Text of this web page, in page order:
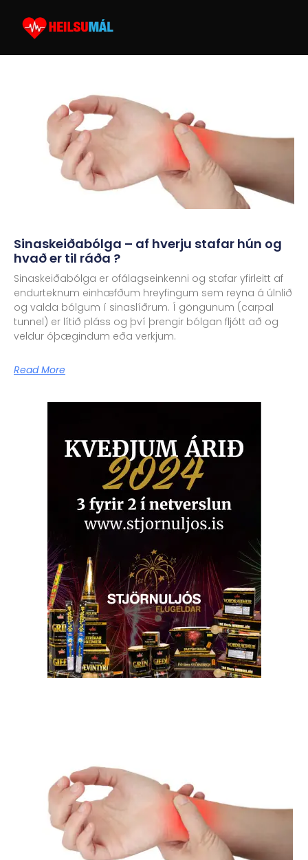
Sinaskeiðabólga – af hverju stafar hún og
hvað er til ráða ?
Sinaskeiðabólga er ofálagseinkenni og stafar yfirleitt af
endurteknum einhæfðum hreyfingum sem reyna á úlnlið
og valda bólgum í sinaslíðrum. Í göngunum (carpal
tunnel) er lítið pláss og því þrengir bólgan fljótt að og
veldur óþægindum eða verkjum.
Read More